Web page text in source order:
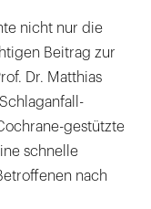
nicht nur die
Beitrag zur
Dr. Matthias
gestützte
schnelle
nach